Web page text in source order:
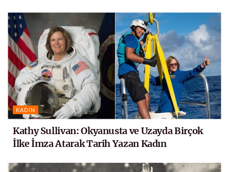
KADIN
Kathy Sullivan: Okyanusta ve Uzayda Birçok
İlke İmza Atarak Tarih Yazan Kadın